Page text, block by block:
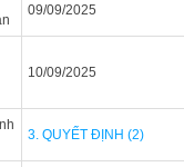
09/09/2025
10/09/2025
3. QUYẾT ĐỊNH (2)